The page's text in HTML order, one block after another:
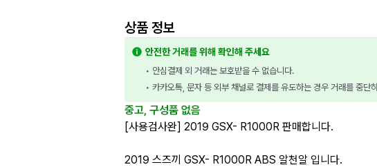
상품 정보
안전한 거래를 위해 확인해 주세요
• 안심결제 외 거래는 보호받을 수 없습니다.
• 카카오톡, 문자 등 외부 채널로 결제를 유도하는 경우 거래를 중단
중고, 구성품 없음
[사용검사완] 2019 GSX- R1000R 판매합니다.
2019 스즈끼 GSX- R1000R ABS 알천알 입니다.